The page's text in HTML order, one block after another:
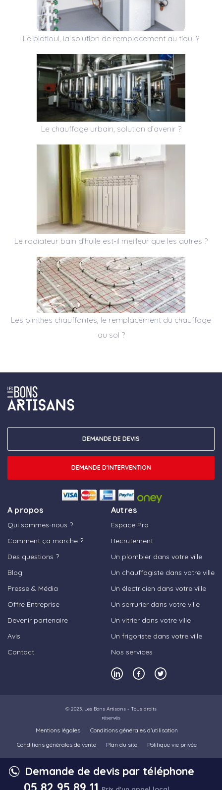
Le biofioul, la solution de remplacement au fioul ?
Le chauffage urbain, solution d’avenir ?
Le radiateur bain d’huile est-il meilleur que les autres ?
Les plinthes chauffantes, le remplacement du chauffage
au sol ?
A propos
Qui sommes-nous ?
Comment ça marche ?
Des questions ?
Blog
Presse & Média
Offre Entreprise
Devenir partenaire
Avis
Contact
Autres
Espace Pro
Recrutement
Un plombier dans votre ville
Un chauffagiste dans votre ville
Un électricien dans votre ville
Un serrurier dans votre ville
Un vitrier dans votre ville
Un frigoriste dans votre ville
Nos services
DEMANDE DE DEVIS
DEMANDE D'INTERVENTION
© 2023, Les Bons Artisans - Tous droits
réservés
Mentions légales
Conditions générales d’utilisation
Conditions générales de vente
Plan du site Politique vie privée
Demande de devis par téléphone